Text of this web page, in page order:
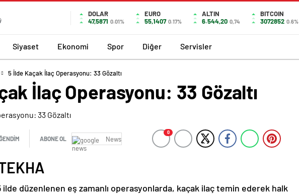
DOLAR
47,5871 0.01%
EURO
55,1407 0.17%
ALTIN
6.544,20 0,74
BITCOIN
3072852 0.6%
Siyaset Ekonomi Spor Diğer Servisler
5 İlde Kaçak İlaç Operasyonu: 33 Gözaltı
İlaç Operasyonu: 33 Gözaltı
ABONE OL News
0
düzenlenen eş zamanlı operasyonlarda, kaçak ilaç temin ederek halk